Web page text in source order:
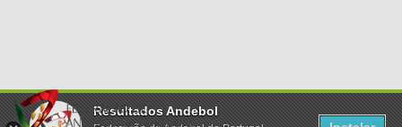
Resultados Andebol